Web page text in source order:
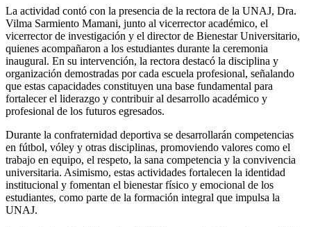
La actividad contó con la presencia de la rectora de la UNAJ, Dra.
Vilma Sarmiento Mamani, junto al vicerrector académico, el
vicerrector de investigación y el director de Bienestar Universitario,
quienes acompañaron a los estudiantes durante la ceremonia
inaugural. En su intervención, la rectora destacó la disciplina y
organización demostradas por cada escuela profesional, señalando
que estas capacidades constituyen una base fundamental para
fortalecer el liderazgo y contribuir al desarrollo académico y
profesional de los futuros egresados.
Durante la confraternidad deportiva se desarrollarán competencias
en fútbol, vóley y otras disciplinas, promoviendo valores como el
trabajo en equipo, el respeto, la sana competencia y la convivencia
universitaria. Asimismo, estas actividades fortalecen la identidad
institucional y fomentan el bienestar físico y emocional de los
estudiantes, como parte de la formación integral que impulsa la
UNAJ.